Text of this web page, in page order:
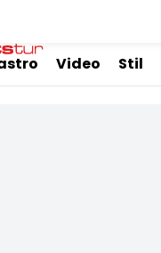
Video Stil